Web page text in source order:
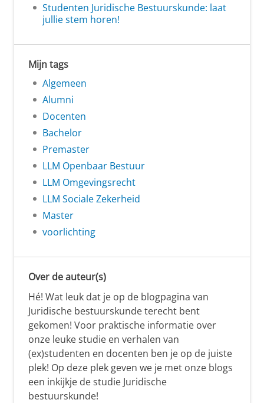
Studenten Juridische Bestuurskunde: laat
jullie stem horen!
Mijn tags
Algemeen
Alumni
Docenten
Bachelor
Premaster
LLM Openbaar Bestuur
LLM Omgevingsrecht
LLM Sociale Zekerheid
Master
voorlichting
Over de auteur(s)
Hé! Wat leuk dat je op de blogpagina van
Juridische bestuurskunde terecht bent
gekomen! Voor praktische informatie over
onze leuke studie en verhalen van
(ex)studenten en docenten ben je op de juiste
plek! Op deze plek geven we je met onze blogs
een inkijkje de studie Juridische
bestuurskunde!